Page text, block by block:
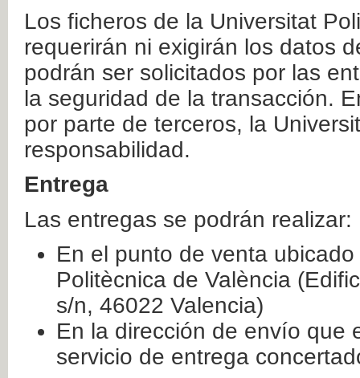
Los ficheros de la Universitat
requerirán ni exigirán los datos
podrán ser solicitados por las
la seguridad de la transacción.
por parte de terceros, la
responsabilidad.
Entrega
Las entregas se podrán realizar:
En el punto de venta
Politècnica de València
s/n, 46022 Valencia)
En la dirección de envío que
servicio de entrega